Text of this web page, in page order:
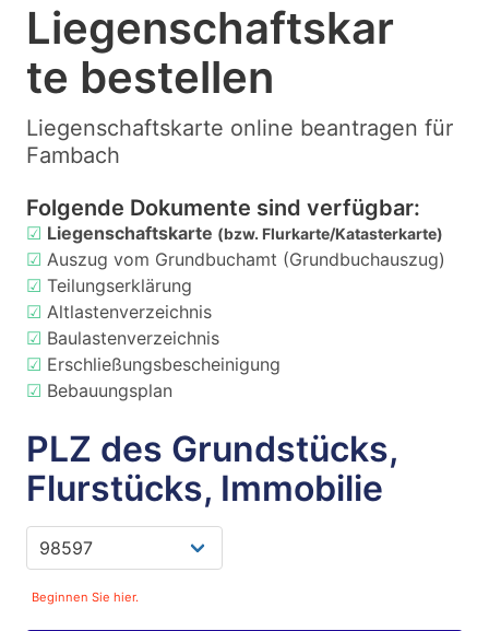
Liegenschaftskar
te bestellen
Liegenschaftskarte online beantragen für
Fambach
Folgende Dokumente sind verfügbar:
☑ Liegenschaftskarte (bzw. Flurkarte/Katasterkarte)
☑ Auszug vom Grundbuchamt (Grundbuchauszug)
☑ Teilungserklärung
☑ Altlastenverzeichnis
☑ Baulastenverzeichnis
☑ Erschließungsbescheinigung
☑ Bebauungsplan
PLZ des Grundstücks,
Flurstücks, Immobilie
Beginnen Sie hier.